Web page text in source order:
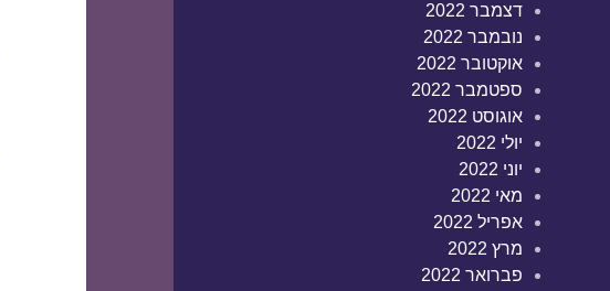
דצמבר 2022
נובמבר 2022
אוקטובר 2022
ספטמבר 2022
אוגוסט 2022
יולי 2022
יוני 2022
מאי 2022
אפריל 2022
מרץ 2022
פברואר 2022